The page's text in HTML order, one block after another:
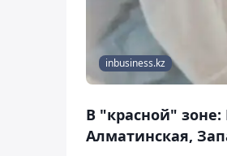
inbusiness.kz
В "красной"
Алматинская,